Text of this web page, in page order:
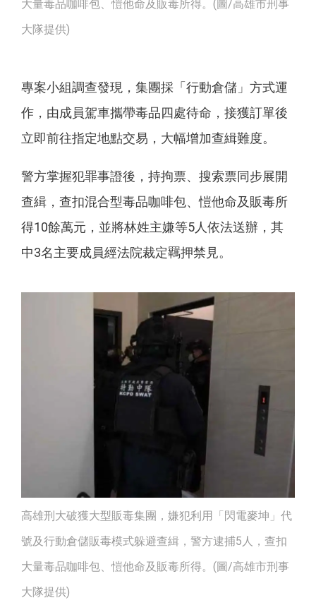
大量毒品咖啡包、愷他命及販毒所得。(圖/高雄市刑事
大隊提供)
專案小組調查發現，集團採「行動倉儲」方式運
作，由成員駕車攜帶毒品四處待命，接獲訂單後
立即前往指定地點交易，大幅增加查緝難度。
警方掌握犯罪事證後，持拘票、搜索票同步展開
查緝，查扣混合型毒品咖啡包、愷他命及販毒所
得10餘萬元，並將林姓主嫌等5人依法送辦，其
中3名主要成員經法院裁定羈押禁見。
高雄刑大破獲大型販毒集團，嫌犯利用「閃電麥坤」代
號及行動倉儲販毒模式躲避查緝，警方逮捕5人，查扣
大量毒品咖啡包、愷他命及販毒所得。(圖/高雄市刑事
大隊提供)